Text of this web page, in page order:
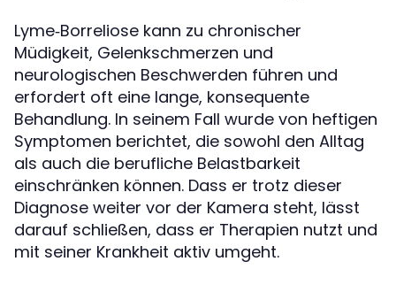
Lyme‑Borreliose kann zu chronischer
Müdigkeit, Gelenkschmerzen und
neurologischen Beschwerden führen und
erfordert oft eine lange, konsequente
Behandlung. In seinem Fall wurde von heftigen
Symptomen berichtet, die sowohl den Alltag
als auch die berufliche Belastbarkeit
einschränken können. Dass er trotz dieser
Diagnose weiter vor der Kamera steht, lässt
darauf schließen, dass er Therapien nutzt und
mit seiner Krankheit aktiv umgeht.